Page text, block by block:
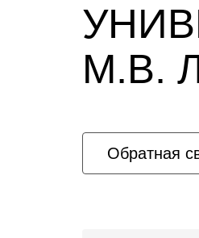
М.В.
Обратная